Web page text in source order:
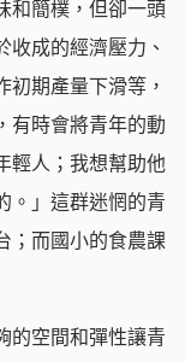
和簡樸，但卻一頭
成的經濟壓力、
期產量下滑等，
有時會將青年的動
輕人；我想幫助他
。」這群迷惘的青
；而國小的食農課
的空間和彈性讓青